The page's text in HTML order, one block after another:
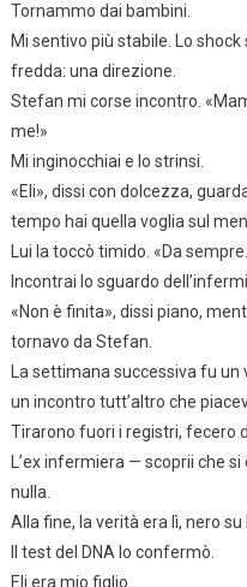
Tornammo dai bambini.
Mi sentivo più stabile. Lo
fredda: una direzione.
Stefan mi corse incontro.
me!»
Mi inginocchiai e lo strinsi.
«Eli», dissi con dolcezza,
tempo hai quella voglia sul
Lui la toccò timido. «Da
Incontrai lo sguardo
«Non è finita», dissi piano,
tornavo da Stefan.
La settimana successiva fu
un incontro tutt’altro che
Tirarono fuori i registri, fecero
L’ex infermiera — scoprii che
nulla.
Alla fine, la verità era lì, nero su
Il test del DNA lo confermò.
Eli era mio figlio.